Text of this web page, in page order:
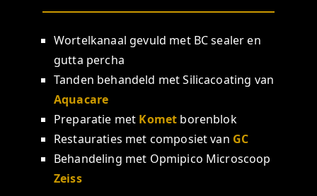
Wortelkanaal gevuld met BC sealer en
gutta percha
Tanden behandeld met Silicacoating van
Aquacare
Preparatie met Komet borenblok
Restauraties met composiet van GC
Behandeling met Opmipico Microscoop
Zeiss